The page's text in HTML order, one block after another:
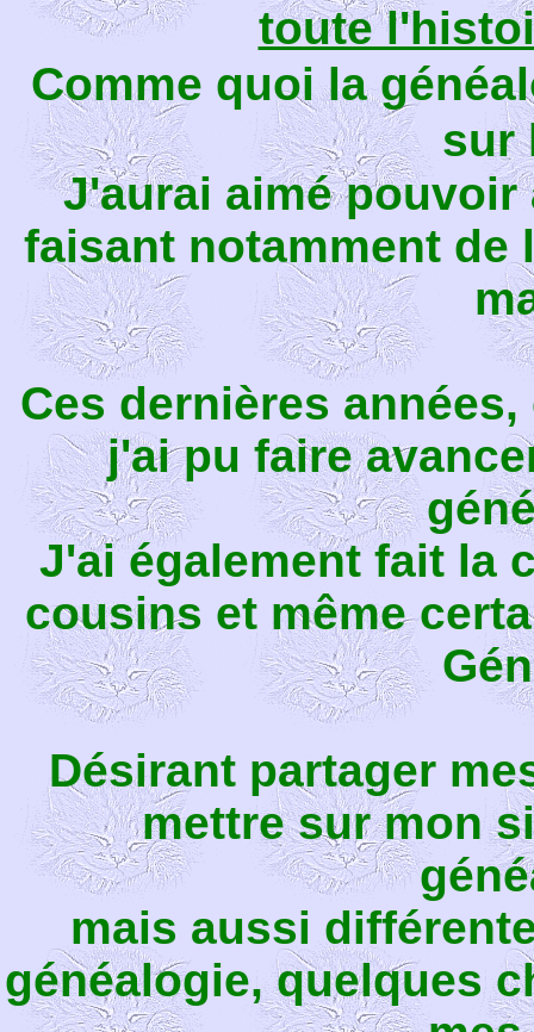
toute
Comme quoi la
sur
J'aurai aimé
faisant notamment de
Ces dernières
j'ai pu faire
J'ai également fait la
cousins et même
Désirant partager
mettre sur mon
mais aussi
généalogie, quelques